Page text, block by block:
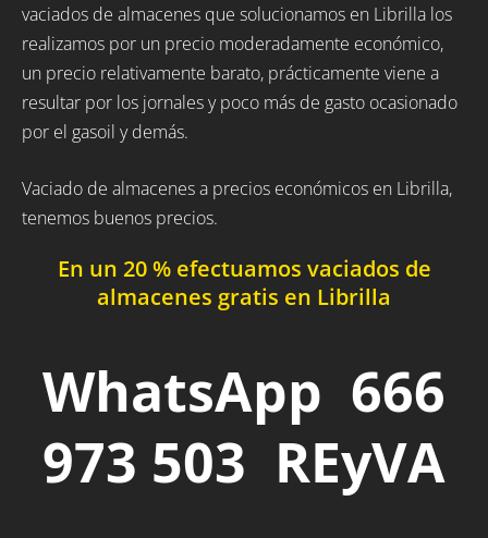
vaciados de almacenes que solucionamos en Librilla los
realizamos por un precio moderadamente económico,
un precio relativamente barato, prácticamente viene a
resultar por los jornales y poco más de gasto ocasionado
por el gasoil y demás.
Vaciado de almacenes a precios económicos en Librilla,
tenemos buenos precios.
En un 20 % efectuamos vaciados de
almacenes gratis en Librilla
WhatsApp 666
973 503 REyVA